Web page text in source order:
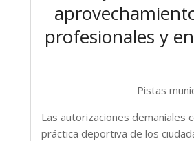
profesionales y
Pistas
Las autorizaciones demaniales
práctica deportiva de los